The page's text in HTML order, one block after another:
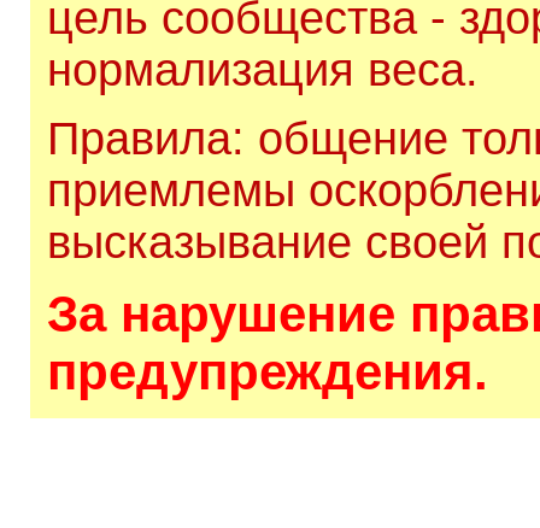
цель сообщества -
нормализация веса.
Правила: общение
приемлемы
высказывание своей
За нарушение
предупреждения.